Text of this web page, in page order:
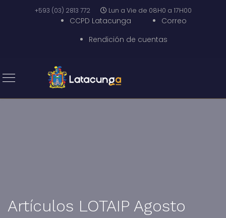
+593 (03) 2813 772 Lun a Vie de 08H0 a 17H00
CCPD Latacunga
Correo
Rendición de cuentas
Artículos LOTAIP Agosto